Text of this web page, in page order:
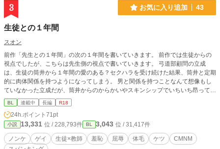
3 お気に入り追加 43
生徒との１年間
スオン
前作「先生との１年間」の次の１年間を書いていきます。 前作では生徒からの
視点でしたが、こちらは先生側の視点で書いていきます。 弓道部顧問の立成
は、生徒の筒井から１年間の愛のある？セクハラを受け続けた結果、筒井と定期
的に肉体関係を持つようになってしまう。 男と関係を持つことなんて想像もし
ていなかった立成だが、筒井からのからかいやスキンシップでいちいち昂ってし
まい・・・ ※一部、スカトロ表現が出てくることがあります。 ※主人公がノン
ケという設定の都合上、女性との関係性に関する描写や女性に欲情するような描
写があります。 ※タイトルが「生徒との」としていますが、生徒以外との絡み
もあります。
BL 連載中 長編 R18
24h.ポイント 71pt
小説 13,331 位 / 228,793件 BL 3,043 位 / 31,417件
ノンケ ゲイ 生徒×教師 羞恥 屈辱 体毛 ケツ
CMNM